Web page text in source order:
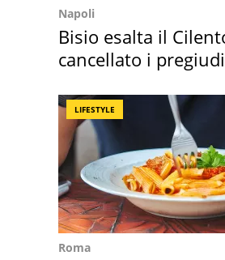
Napoli
Bisio esalta il
cancellato i
LIFESTYLE
Roma